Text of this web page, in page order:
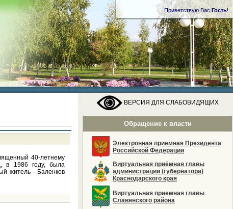
Приветствую Вас Гость!
ВЕРСИЯ ДЛЯ СЛАБОВИДЯЩИХ
Обращение к власти
Электронная приемная Президента
Российской Федерации
Виртуальная приёмная главы
администрации (губернатора)
Краснодарского края
Виртуальная приемная главы
Славянского района
40-летнему
в 1986 году, была
житель - Баленков